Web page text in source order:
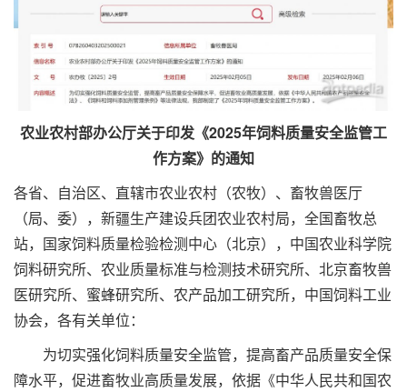
农业农村部办公厅关于印发《2025年饲料质量安全监管工
作方案》的通知
各省、自治区、直辖市农业农村（农牧）、畜牧兽医厅
（局、委），新疆生产建设兵团农业农村局，全国畜牧总
站，国家饲料质量检验检测中心（北京），中国农业科学院
饲料研究所、农业质量标准与检测技术研究所、北京畜牧兽
医研究所、蜜蜂研究所、农产品加工研究所，中国饲料工业
协会，各有关单位：
为切实强化饲料质量安全监管，提高畜产品质量安全保
障水平，促进畜牧业高质量发展，依据《中华人民共和国农